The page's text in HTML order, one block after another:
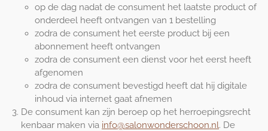
op de dag nadat de consument het laatste product of
onderdeel heeft ontvangen van 1 bestelling
zodra de consument het eerste product bij een
abonnement heeft ontvangen
zodra de consument een dienst voor het eerst heeft
afgenomen
zodra de consument bevestigd heeft dat hij digitale
inhoud via internet gaat afnemen
De consument kan zijn beroep op het herroepingsrecht
kenbaar maken via info@salonwonderschoon.nl. De